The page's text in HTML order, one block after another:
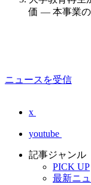
価 — 本事業
ニュースを受信
x
youtube
記事ジャンル
PICK UP
最新ニ